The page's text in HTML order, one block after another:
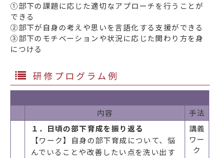
①部下の課題に応じた適切なアプローチを行うことが
できる
②部下が自身の考えや思いを言語化する支援ができる
③部下のモチベーションや状況に応じた関わり方を身
につける
研修プログラム例
内容 手法
１．日頃の部下育成を振り返る
【ワーク】自身の部下育成について、悩
んでいることや改善したい点を洗い出す
講義
ワー
ク